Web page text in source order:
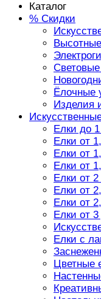
Каталог
% Скидки
Ёлочные
Изделия
Елки до
Елки от
Елки от
Елки от
Елки от
Елки от
Елки от
Елки от
Елки с
Цветные